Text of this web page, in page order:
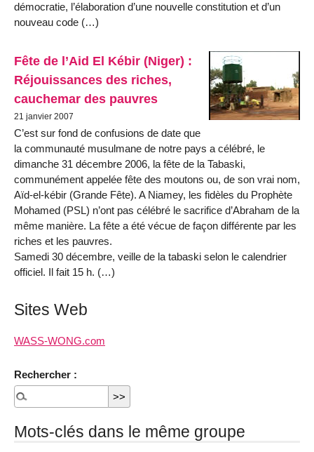
démocratie, l’élaboration d’une nouvelle constitution et d’un
nouveau code (…)
Fête de l’Aid El Kébir (Niger) :
Réjouissances des riches,
cauchemar des pauvres
21 janvier 2007
C’est sur fond de confusions de date que
la communauté musulmane de notre pays a célébré, le
dimanche 31 décembre 2006, la fête de la Tabaski,
communément appelée fête des moutons ou, de son vrai nom,
Aïd-el-kébir (Grande Fête). A Niamey, les fidèles du Prophète
Mohamed (PSL) n’ont pas célébré le sacrifice d’Abraham de la
même manière. La fête a été vécue de façon différente par les
riches et les pauvres.
Samedi 30 décembre, veille de la tabaski selon le calendrier
officiel. Il fait 15 h. (…)
Sites Web
WASS-WONG.com
Rechercher :
Mots-clés dans le même groupe